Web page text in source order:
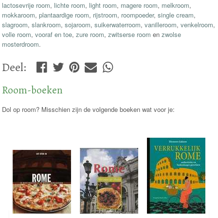
lactosevrije room, lichte room, light room, magere room, melkroom,
mokkaroom,plantaardige room, rijstroom, roompoeder,single cream,
slagroom,slankroom,sojaroom,suikerwaterroom,vanilleroom,venkelroom,
volle room,vooraf en toe,zure room,zwitserse room enzwolse
mosterdroom.
Deel:
Room-boeken
Dol op room? Misschien zijn de volgende boeken wat voor je: